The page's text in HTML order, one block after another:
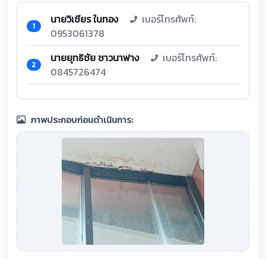
1 นายวิเชียร ในทอง
เบอร์โทรศัพท์:
0953061378
2 นายยุทธิชัย ชาวนาฟาง
เบอร์โทรศัพท์:
0845726474
ภาพประกอบก่อนดำเนินการ: